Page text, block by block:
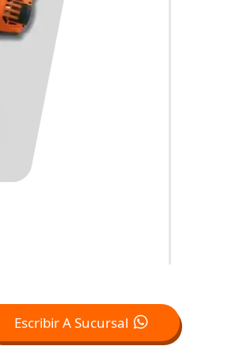
Escribir A Sucursal